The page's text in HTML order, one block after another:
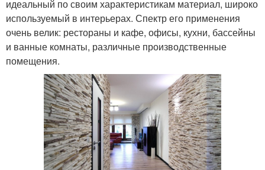
идеальный по своим характеристикам материал, широко
используемый в интерьерах. Спектр его применения
очень велик: рестораны и кафе, офисы, кухни, бассейны
и ванные комнаты, различные производственные
помещения.